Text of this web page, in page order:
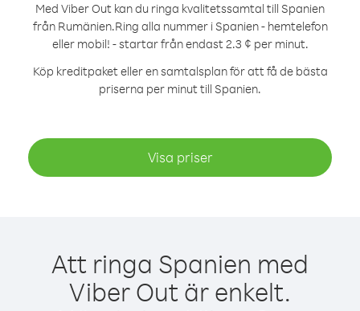
Med Viber Out kan du ringa kvalitetssamtal till Spanien
från Rumänien.Ring alla nummer i Spanien - hemtelefon
eller mobil! - startar från endast 2.3 ¢ per minut.
Köp kreditpaket eller en samtalsplan för att få de bästa
priserna per minut till Spanien.
Visa priser
Att ringa Spanien med
Viber Out är enkelt.